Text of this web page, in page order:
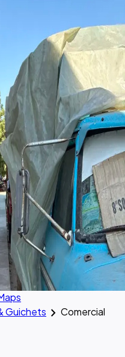
Guichets chevron_right Comercial